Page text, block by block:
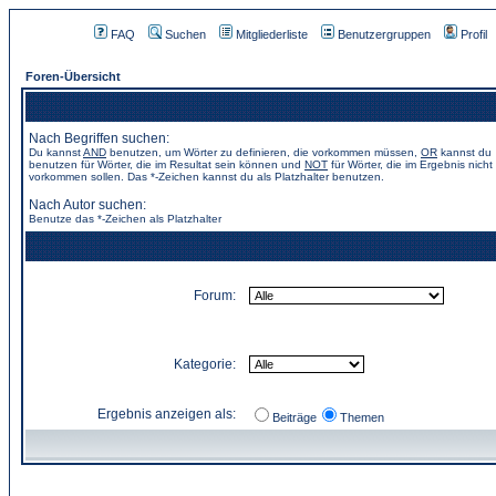
FAQ Suchen Mitgliederliste Benutzergruppen Profil
Foren-Übersicht
Nach Begriffen suchen:
Du kannstAND benutzen, um Wörter zu definieren, die vorkommen müssen, OR kannst du
benutzen für Wörter, die im Resultat sein können und NOT für Wörter, die im Ergebnis nicht
vorkommen sollen. Das *-Zeichen kannst du als Platzhalter benutzen.
Nach Autor suchen:
Benutze das *-Zeichen als Platzhalter
Forum:
Kategorie:
Ergebnis anzeigen als: Beiträge Themen